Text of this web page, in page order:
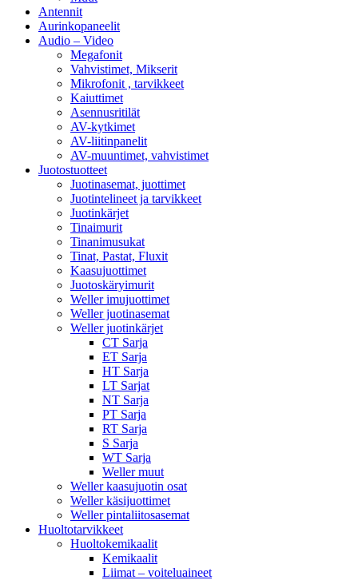
Antennit
Aurinkopaneelit
Audio – Video
Megafonit
Vahvistimet, Mikserit
Mikrofonit , tarvikkeet
Kaiuttimet
Asennusritilät
AV-kytkimet
AV-liitinpanelit
AV-muuntimet, vahvistimet
Juotostuotteet
Juotinasemat, juottimet
Juotintelineet ja tarvikkeet
Juotinkärjet
Tinaimurit
Tinanimusukat
Tinat, Pastat, Fluxit
Kaasujuottimet
Juotoskäryimurit
Weller imujuottimet
Weller juotinasemat
Weller juotinkärjet
CT Sarja
ET Sarja
HT Sarja
LT Sarjat
NT Sarja
PT Sarja
RT Sarja
S Sarja
WT Sarja
Weller muut
Weller kaasujuotin osat
Weller käsijuottimet
Weller pintaliitosasemat
Huoltotarvikkeet
Huoltokemikaalit
Kemikaalit
Liimat – voiteluaineet